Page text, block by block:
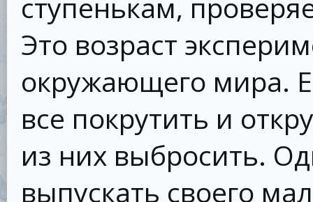
ступенькам,
Это возраст
окружающего мира.
все покрутить и
из них выбросить.
выпускать своего